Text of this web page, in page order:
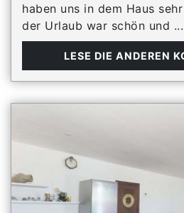
haben uns in dem Haus
der Urlaub war schön und ...
LESE DIE ANDEREN